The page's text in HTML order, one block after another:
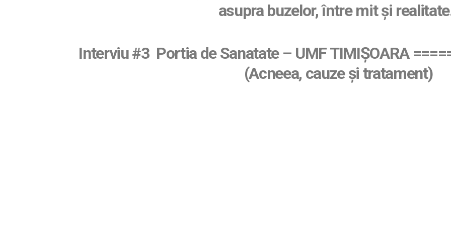
asupra buzelor, între mit și
Interviu #3 Portia de Sanatate – UMF TIMIȘOARA
(Acneea, cauze și tratament)